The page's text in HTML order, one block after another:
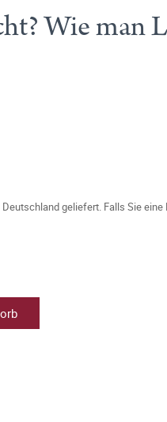
Wie man
geliefert. Falls Sie